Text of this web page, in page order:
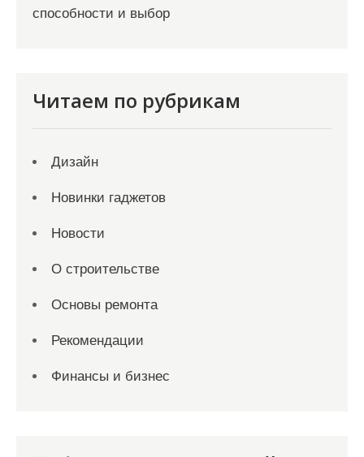
способности и выбор
Читаем по рубрикам
Дизайн
Новинки гаджетов
Новости
О строительстве
Основы ремонта
Рекомендации
Финансы и бизнес